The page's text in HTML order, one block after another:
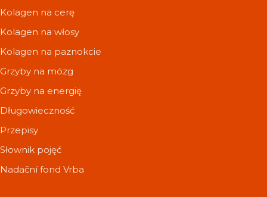
Kolagen na cerę
Kolagen na włosy
Kolagen na paznokcie
Grzyby na mózg
Grzyby na energię
Długowieczność
Przepisy
Słownik pojęć
Nadační fond Vrba